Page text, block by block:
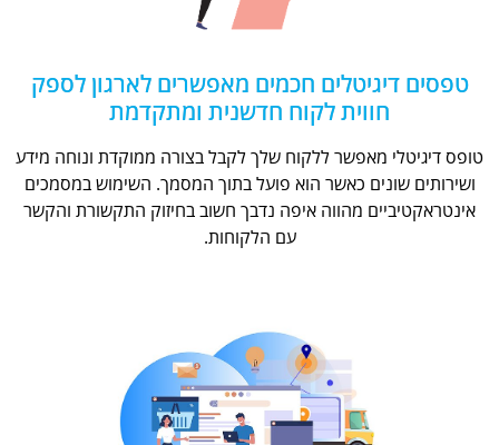
טפסים דיגיטלים חכמים מאפשרים לארגון לספק
חווית לקוח חדשנית ומתקדמת
טופס דיגיטלי מאפשר ללקוח שלך לקבל בצורה ממוקדת ונוחה מידע
ושירותים שונים כאשר הוא פועל בתוך המסמך. השימוש במסמכים
אינטראקטיביים מהווה איפה נדבך חשוב בחיזוק התקשורת והקשר
עם הלקוחות.